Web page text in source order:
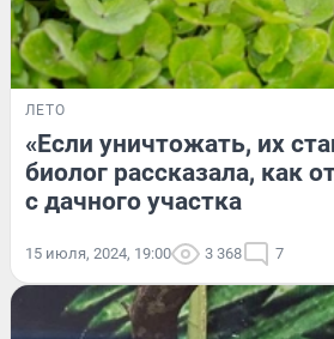
ЛЕТО
«Если уничтожать, их
биолог рассказала, как
с дачного участка
15 июля, 2024, 19:00 3 368 7